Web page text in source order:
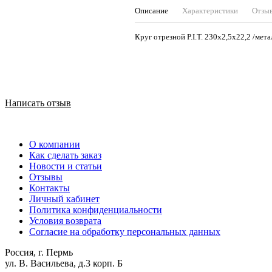
Описание Характеристики
Круг отрезной P.I.T. 230х2,5х22,2 /
Написать отзыв
О компании
Как сделать заказ
Новости и статьи
Отзывы
Контакты
Личный кабинет
Политика конфиденциальности
Условия возврата
Согласие на обработку персональных данных
Россия, г. Пермь
ул. В. Васильева, д.3 корп. Б